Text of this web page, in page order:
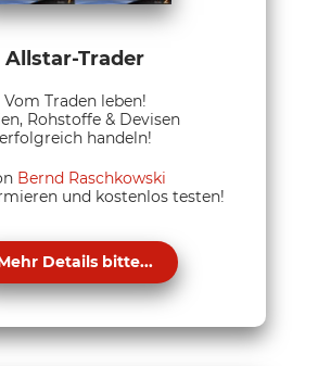
Allstar-Trader
Vom Traden leben!
Rohstoffe & Devisen
erfolgreich handeln!
Bernd Raschkowski
und kostenlos testen!
Details bitte...